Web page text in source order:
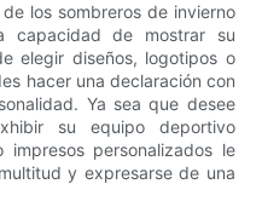
los sombreros de invierno
capacidad de mostrar su
elegir diseños, logotipos o
hacer una declaración con
Ya sea que desee
su equipo deportivo
personalizados le
y expresarse de una